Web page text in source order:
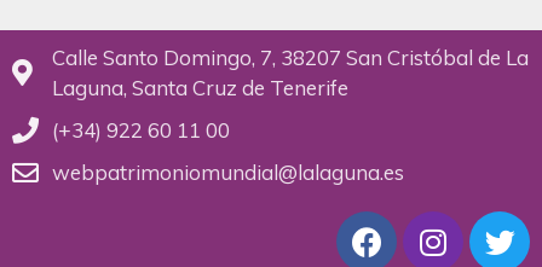
Calle Santo Domingo, 7, 38207 San Cristóbal de La
Laguna, Santa Cruz de Tenerife
(+34) 922 60 11 00
webpatrimoniomundial@lalaguna.es